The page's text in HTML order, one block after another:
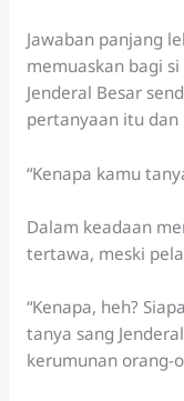
Jawaban panjang
memuaskan bagi
Jenderal Besar
pertanyaan itu
“Kenapa kamu
Dalam keadaan
tertawa, meski
“Kenapa, heh?
tanya sang
kerumunan orang-